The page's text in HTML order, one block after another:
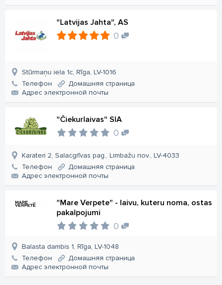
"Latvijas Jahta", AS
0
Stūrmaņu iela 1c, Rīga, LV-1016
Телефон
Домашняя страница
Aдрес электронной почты
"Čiekurlaivas" SIA
0
Karateri 2, Salacgrīvas pag., Limbažu nov., LV-4033
Телефон
Домашняя страница
Aдрес электронной почты
"Mare Verpete" - laivu, kuteru noma, ostas
pakalpojumi
0
Balasta dambis 1, Rīga, LV-1048
Телефон
Домашняя страница
Aдрес электронной почты